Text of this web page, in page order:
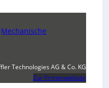
Mechanische
Technologies AG & Co. KG
Zur Firmenwebsite